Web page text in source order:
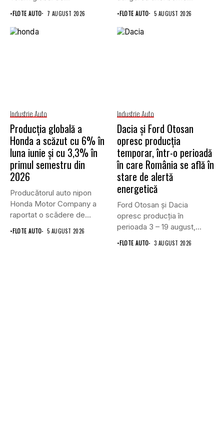
•FLOTE AUTO 7 AUGUST 2026
istorice în industria...
•FLOTE AUTO 5 AUGUST 2026
Industrie Auto
Producția globală a
Honda a scăzut cu 6% în
luna iunie și cu 3,3% în
primul semestru din
2026
Producătorul auto nipon
Honda Motor Company a
raportat o scădere de
6,1%...
•FLOTE AUTO 5 AUGUST 2026
Industrie Auto
Dacia și Ford Otosan
opresc producția
temporar, într-o perioadă
în care România se află în
stare de alertă
energetică
Ford Otosan și Dacia
opresc producția în
perioada 3 – 19 august,...
•FLOTE AUTO 3 AUGUST 2026